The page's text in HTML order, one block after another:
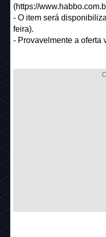
(https://
- O item será
feira).
- Provavelmente a oferta